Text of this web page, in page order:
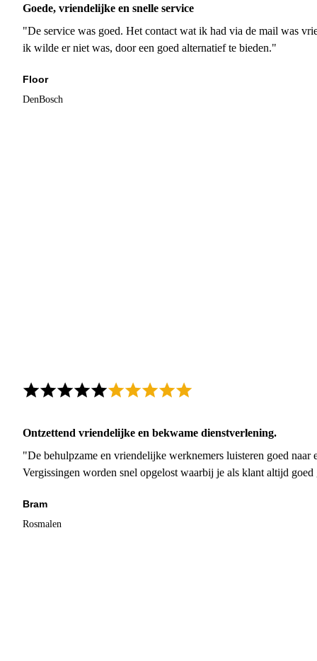
Goede, vriendelijke en snelle service
"De service was goed. Het contact wat ik had via de mail was
ik wilde er niet was, door een goed alternatief te bieden."
Floor
DenBosch
Ontzettend vriendelijke en bekwame dienstverlening.
"De behulpzame en vriendelijke werknemers luisteren goed naar
Vergissingen worden snel opgelost waarbij je als klant altijd
Bram
Rosmalen